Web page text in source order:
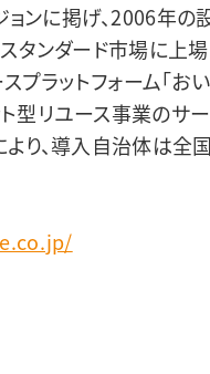
ンに掲げ、2006年の
タンダード市場に上
プラットフォーム「お
型リユース事業のサ
り、導入自治体は全国